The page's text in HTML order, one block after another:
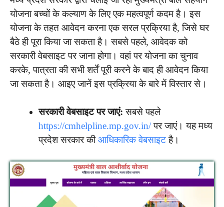
योजना बच्चों के कल्याण के लिए एक महत्वपूर्ण कदम है। इस
योजना के तहत आवेदन करना एक सरल प्रक्रिया है, जिसे घर
बैठे ही पूरा किया जा सकता है। सबसे पहले, आवेदक को
सरकारी वेबसाइट पर जाना होगा। वहां पर योजना का चुनाव
करके, पात्रता की सभी शर्तें पूरी करने के बाद ही आवेदन किया
जा सकता है। आइए जानें इस प्रक्रिया के बारे में विस्तार से।
सरकारी वेबसाइट पर जाएं: सबसे पहले
https://cmhelpline.mp.gov.in/पर जाएं। यह मध्य
प्रदेश सरकार कीआधिकारिक वेबसाइटहै।